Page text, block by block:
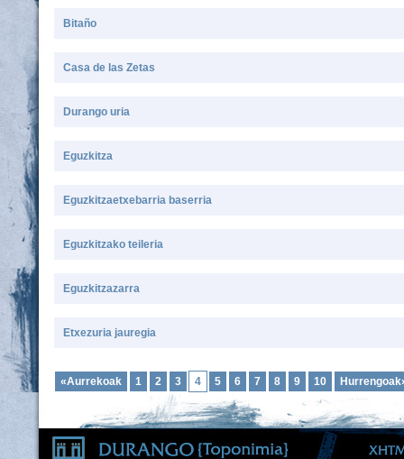
Bitaño
Casa de las Zetas
Durango uria
Eguzkitza
Eguzkitzaetxebarria baserria
Eguzkitzako teileria
Eguzkitzazarra
Etxezuria jauregia
«Aurrekoak 1 2 3 4 5 6 7 8 9 10